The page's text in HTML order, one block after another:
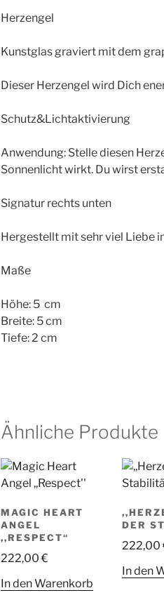
Herzengel
Kunstglas graviert mit dem
Dieser Herzengel wird Dich
Schutz&Lichtaktivierung
Anwendung: Stelle diesen
Sonnenlicht wirkt. Du wirst
Signatur rechts unten
Hergestellt mit sehr viel Liebe
Maße
Höhe: 5 cm
Breite: 5 cm
Tiefe: 2 cm
Ähnliche Produkte
MAGIC HEART
ANGEL
,,RESPECT“
222,00€
In den Warenkorb
DER
222,00
In den